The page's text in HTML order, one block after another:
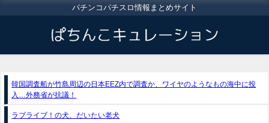
パチンコパチスロ情報まとめサイト
韓国調査船が竹島周辺の日本EEZ内で調査か、ワイヤのようなもの海中に投
入…外務省が抗議！
ラブライブ！の犬、だいたい老犬